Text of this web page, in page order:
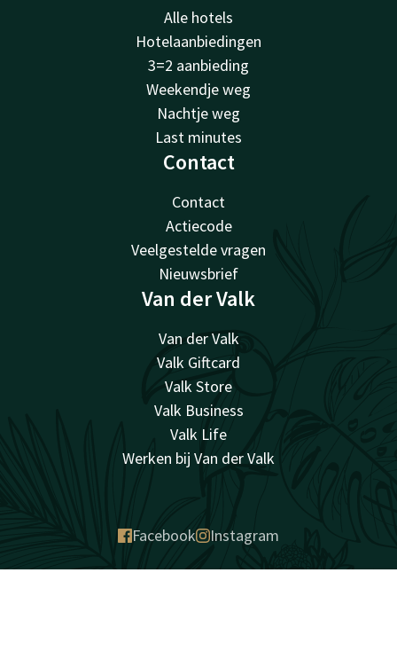
Alle hotels
Hotelaanbiedingen
3=2 aanbieding
Weekendje weg
Nachtje weg
Last minutes
Contact
Contact
Actiecode
Veelgestelde vragen
Nieuwsbrief
Van der Valk
Van der Valk
Valk Giftcard
Valk Store
Valk Business
Valk Life
Werken bij Van der Valk
Facebook Instagram